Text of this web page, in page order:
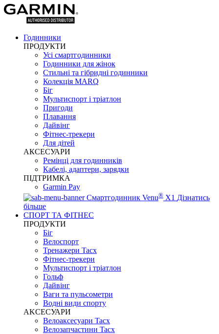
Годинники
ПРОДУКТИ
Усі смартгодинники
Годинники для жінок
Стильні та гібридні годинники
Колекція MARQ
Біг
Мультиспорт і тріатлон
Пригоди
Плавання
Дайвінг
Фітнес-трекери
Для дітей
АКСЕСУАРИ
Ремінці для годинників
Кабелі, адаптери, зарядки
ПІДТРИМКА
Garmin Pay
Смартгодинник Venu® X1 Дізнатись
більше
СПОРТ ТА ФІТНЕС
ПРОДУКТИ
Біг
Велоспорт
Тренажери Tacx
Фітнес-трекери
Мультиспорт і тріатлон
Гольф
Дайвінг
Ваги та пульсометри
Водні види спорту
AKCЕСУАРИ
Велоаксесуари Tacx
Велозапчастини Tacx